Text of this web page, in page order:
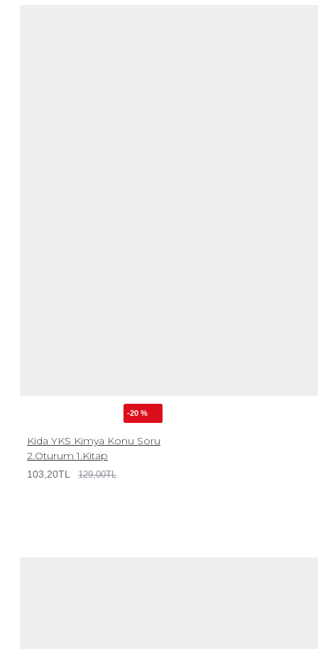
-20 %
Kida YKS Kimya Konu Soru
2.Oturum 1.Kitap
103,20TL 129,00TL